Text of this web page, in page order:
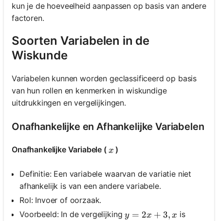
kun je de hoeveelheid aanpassen op basis van andere
factoren.
Soorten Variabelen in de
Wiskunde
Variabelen kunnen worden geclassificeerd op basis
van hun rollen en kenmerken in wiskundige
uitdrukkingen en vergelijkingen.
Onafhankelijke en Afhankelijke Variabelen
Onafhankelijke Variabele ( x
x )
Definitie: Een variabele waarvan de variatie niet
afhankelijk is van een andere variabele.
Rol: Invoer of oorzaak.
Voorbeeld: In de vergelijkingy=2 x+3, x
y = 2x + 3, x is